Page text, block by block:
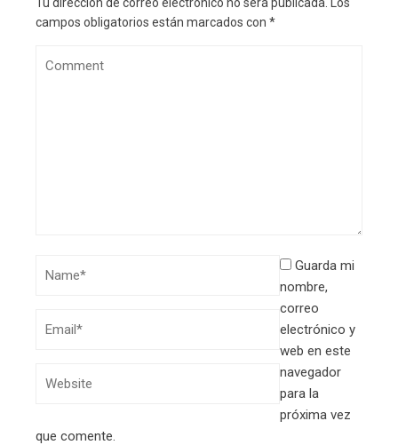
campos obligatorios están marcados con *
Guarda mi
nombre,
correo
electrónico y
web en este
navegador
para la
próxima vez
que comente.